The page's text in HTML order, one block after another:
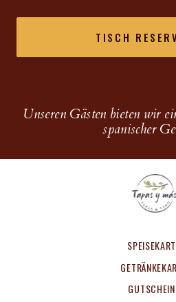
TISCH
Unseren Gästen bieten wir
spanischer